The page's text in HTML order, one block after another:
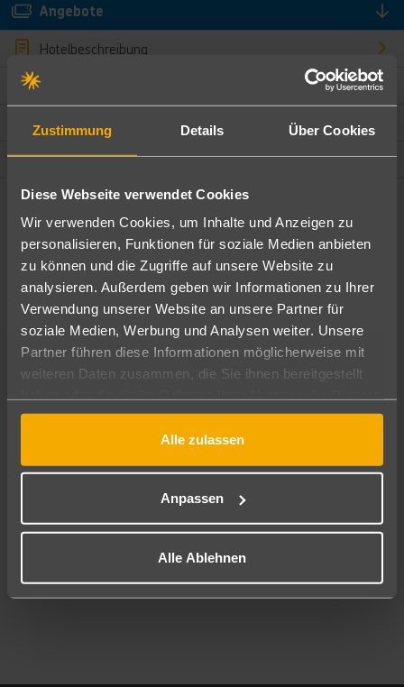
Zustimmung Details Über Cookies
Diese Webseite verwendet Cookies
Wir verwenden Cookies, um Inhalte und Anzeigen zu
personalisieren, Funktionen für soziale Medien anbieten
zu können und die Zugriffe auf unsere Website zu
analysieren. Außerdem geben wir Informationen zu Ihrer
Verwendung unserer Website an unsere Partner für
soziale Medien, Werbung und Analysen weiter. Unsere
Partner führen diese Informationen möglicherweise mit
weiteren Daten zusammen, die Sie ihnen bereitgestellt
gesammelt haben.
Alle zulassen
Anpassen
Alle Ablehnen
Angebote
Hotelbeschreibung
Hotelmerkmale
Bewertungen
Lage und Umgebung
Angebote filtern
Ändere die Kriterien nach deinen Wünschen
Pauschal Nur Hotel
Abflughafen
Reisezeitraum
09.08.26–07.08.27 7-21 Nächte
2 Erwachsene Keine Kinder